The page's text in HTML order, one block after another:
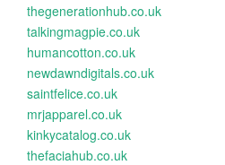
thegenerationhub.co.uk
talkingmagpie.co.uk
humancotton.co.uk
newdawndigitals.co.uk
saintfelice.co.uk
mrjapparel.co.uk
kinkycatalog.co.uk
thefaciahub.co.uk